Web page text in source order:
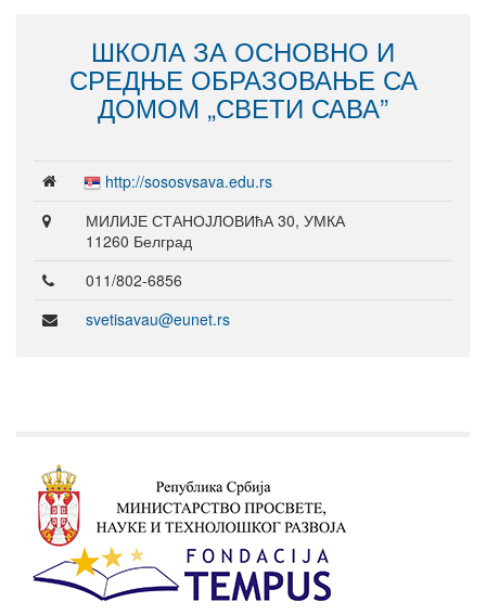
ШКОЛА ЗА ОСНОВНО И
СРЕДЊЕ ОБРАЗОВАЊЕ СА
ДОМОМ „СВЕТИ САВА”
http://sososvsava.edu.rs
МИЛИЈЕ СТАНОЈЛОВИћА 30, УМКА
11260 Белград
011/802-6856
svetisavau@eunet.rs